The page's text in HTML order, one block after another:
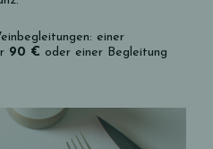
einer
90 € oder einer Begleitung